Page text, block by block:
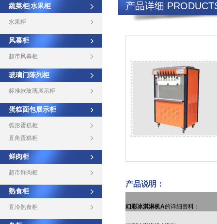
蔬菜柜|水果柜
水果柜
风幕柜
超市风幕柜
玻璃门陈列柜
标准款玻璃展示柜
蛋糕面包展示柜
弧形蛋糕柜
直角蛋糕柜
鲜肉柜
超市鲜肉柜
熟食柜
直冷熟食柜
产品详细
产品说明：
幻彩冰淇淋机A的详细资料：